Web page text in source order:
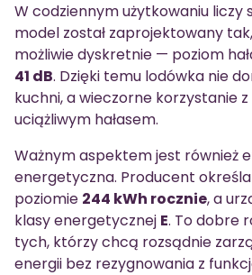
W codziennym użytkowaniu liczy
model został zaprojektowany
możliwie dyskretnie — poziom
41 dB. Dzięki temu lodówka nie
kuchni, a wieczorne korzystanie z
uciążliwym hałasem.
Ważnym aspektem jest również
energetyczna. Producent
poziomie 244 kWh rocznie, a
klasy energetycznej E. To dobre
tych, którzy chcą rozsądnie
energii bez rezygnowania z